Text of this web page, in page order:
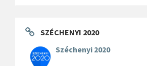
SZÉCHENYI 2020
Széchenyi 2020